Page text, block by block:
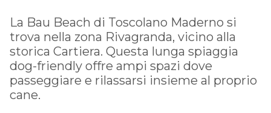
La Bau Beach di Toscolano Maderno si
trova nella zona Rivagranda, vicino alla
storica Cartiera. Questa lunga spiaggia
dog-friendly offre ampi spazi dove
passeggiare e rilassarsi insieme al proprio
cane.